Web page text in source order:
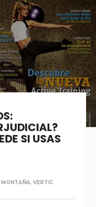
SI USAS
MONTAÑA, VERTIC